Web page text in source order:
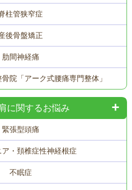
柱管狭窄症
後骨盤矯正
肋間神経痛
院「アーク式腰痛専門整体」
に関するお悩み
緊張型頭痛
・頚椎症性神経根症
不眠症